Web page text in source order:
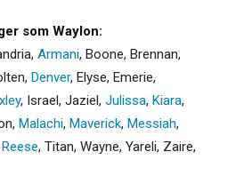
som Waylon:
, Armani, Boone, Brennan,
, Denver, Elyse, Emerie,
, Israel, Jaziel, Julissa, Kiara,
, Malachi, Maverick, Messiah,
Reese, Titan, Wayne, Yareli, Zaire,